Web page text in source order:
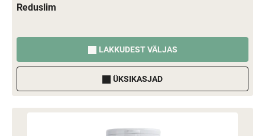
Reduslim
LAKKUDEST VÄLJAS
ÜKSIKASJAD